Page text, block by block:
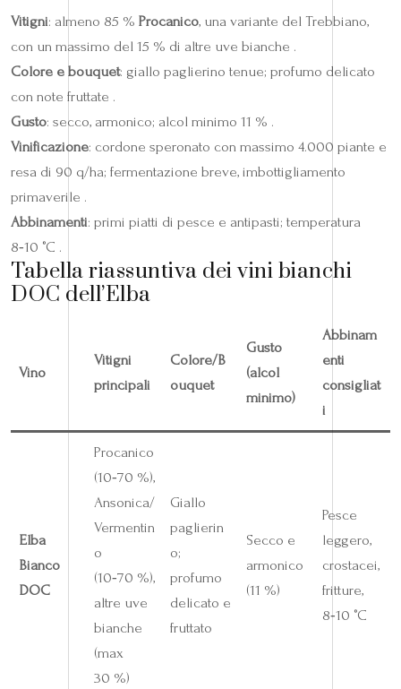
Vitigni: almeno 85 % Procanico, una variante del Trebbiano,
con un massimo del 15 % di altre uve bianche .
Colore e bouquet: giallo paglierino tenue; profumo delicato
con note fruttate .
Gusto: secco, armonico; alcol minimo 11 % .
Vinificazione: cordone speronato con massimo 4.000 piante e
resa di 90 q/ha; fermentazione breve, imbottigliamento
primaverile .
Abbinamenti: primi piatti di pesce e antipasti; temperatura
8‑10 °C .
Tabella riassuntiva dei vini bianchi
DOC dell’Elba
Vino
Vitigni
principali
Colore/B
ouquet
Gusto
(alcol
minimo)
Abbinam
enti
consigliat
i
Elba
Bianco
DOC
Procanico
(10‑70 %),
Ansonica/
Vermentin
o
(10‑70 %),
altre uve
bianche
(max
30 %)
Giallo
paglierin
o;
profumo
delicato e
fruttato
Secco e
armonico
(11 %)
Pesce
leggero,
crostacei,
fritture,
8‑10 °C